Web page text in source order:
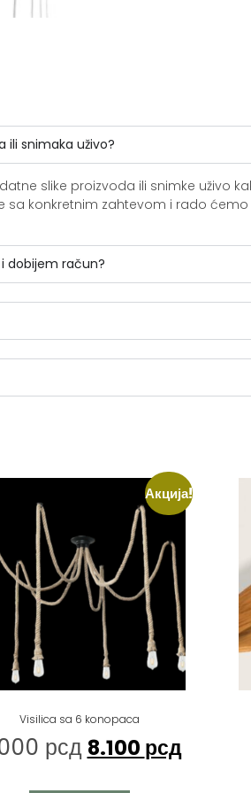
ili snimaka uživo?
slike proizvoda ili snimke uživo
sa konkretnim zahtevom i rado
dobijem račun?
Акција!
Visilica sa 6 konopaca
рсд 8.100 рсд